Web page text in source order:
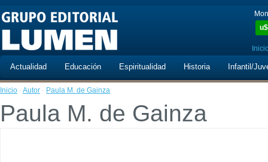
u$
Actualidad Educación Espiritualidad Historia Infantil/
Inicio · Autor · Paula M. de Gainza
Paula M. de Gainza